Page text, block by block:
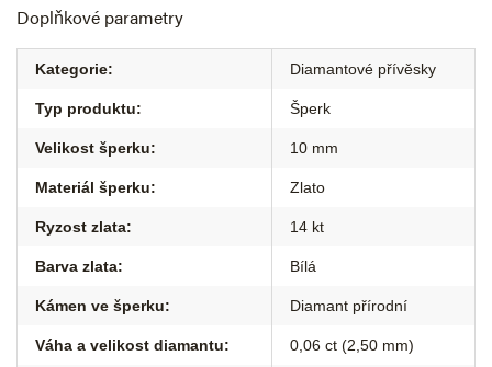
Doplňkové parametry
Kategorie: Diamantové přívěsky
Typ produktu: Šperk
Velikost šperku: 10 mm
Materiál šperku: Zlato
Ryzost zlata: 14 kt
Barva zlata: Bílá
Kámen ve šperku: Diamant přírodní
Váha a velikost diamantu: 0,06 ct (2,50 mm)